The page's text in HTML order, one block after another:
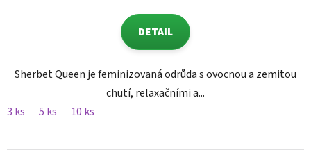
DETAIL
Sherbet Queen je feminizovaná odrůda s ovocnou a zemitou
chutí, relaxačními a...
3 ks
5 ks 10 ks